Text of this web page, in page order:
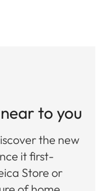
to you
the new
it first-
Store or